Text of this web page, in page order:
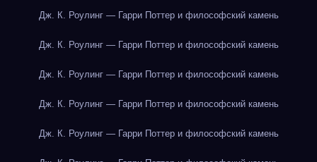
Дж. К. Роулинг — Гарри Поттер и философский камень
Дж. К. Роулинг — Гарри Поттер и философский камень
Дж. К. Роулинг — Гарри Поттер и философский камень
Дж. К. Роулинг — Гарри Поттер и философский камень
Дж. К. Роулинг — Гарри Поттер и философский камень